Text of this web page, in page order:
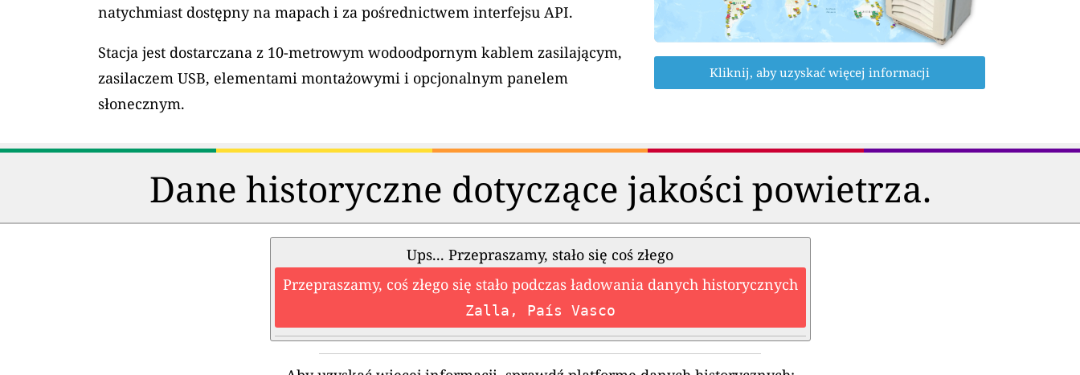
natychmiast dostępny na mapach i za pośrednictwem interfejsu API.
Stacja jest dostarczana z 10-metrowym wodoodpornym kablem zasilającym,
zasilaczem USB, elementami montażowymi i opcjonalnym panelem
słonecznym.
Kliknij, aby uzyskać więcej informacji
Dane historyczne dotyczące jakości powietrza.
Ups... Przepraszamy, stało się coś złego
Przepraszamy, coś złego się stało podczas ładowania danych historycznych
Zalla, País Vasco